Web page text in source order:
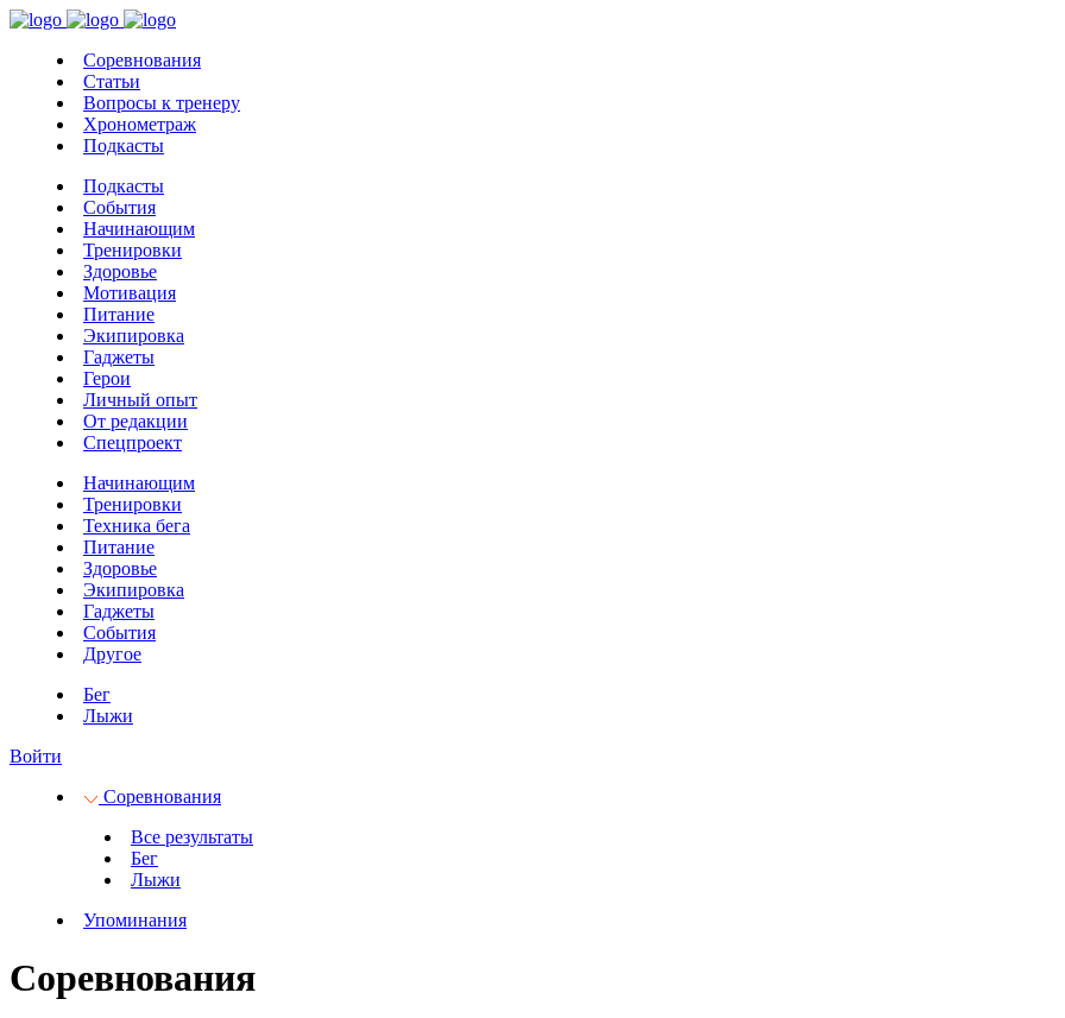
Соревнования
Статьи
Вопросы к тренеру
Хронометраж
Подкасты
Подкасты
События
Начинающим
Тренировки
Здоровье
Мотивация
Питание
Экипировка
Гаджеты
Герои
Личный опыт
От редакции
Спецпроект
Начинающим
Тренировки
Техника бега
Питание
Здоровье
Экипировка
Гаджеты
События
Другое
Бег
Лыжи
Войти
Соревнования
Все результаты
Бег
Лыжи
Упоминания
Соревнования